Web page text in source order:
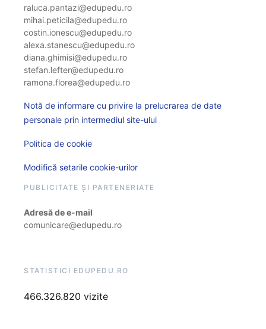
raluca.pantazi@edupedu.ro
mihai.peticila@edupedu.ro
costin.ionescu@edupedu.ro
alexa.stanescu@edupedu.ro
diana.ghimisi@edupedu.ro
stefan.lefter@edupedu.ro
ramona.florea@edupedu.ro
Notă de informare cu privire la prelucrarea de date
personale prin intermediul site-ului
Politica de cookie
Modifică setarile cookie-urilor
PUBLICITATE ȘI PARTENERIATE
Adresă de e-mail
comunicare@edupedu.ro
STATISTICI EDUPEDU.RO
466.326.820 vizite